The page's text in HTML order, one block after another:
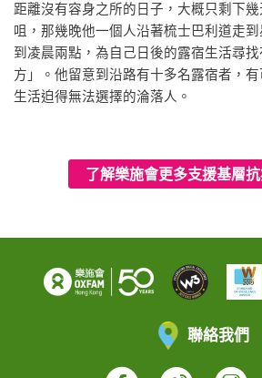
距離沒有容身之所的日子，大概只剩下
咀，那幾晚他一個人沿著梳士巴利道走到
到凌晨兩點，為自己日後的露宿生活尋
方」。他留意到沿路有十多名露宿者，
生活迫得無法選擇的淪落人。
了解樂施會更多支援基層
聯絡我們